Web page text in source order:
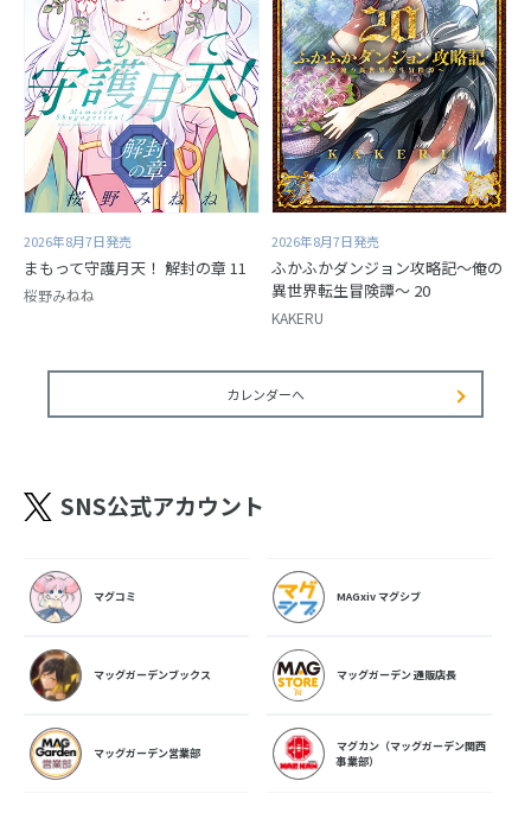
2026年8月7日発売
まもって守護月天！ 解封の章 11
桜野みねね
2026年8月7日発売
ふかふかダンジョン攻略記～俺の
異世界転生冒険譚～ 20
KAKERU
カレンダーへ
SNS公式アカウント
マグコミ MAGxiv マグシブ
マッグガーデンブックス マッグガーデン 通販店長
マッグガーデン営業部
マグカン（マッグガーデン関西
事業部）